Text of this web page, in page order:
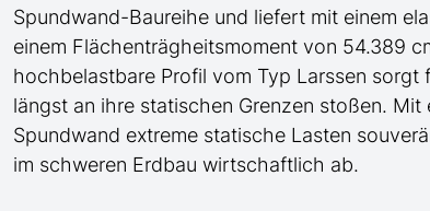
Spundwand-Baureihe und liefert mit einem
einem Flächenträgheitsmoment von 54.389
hochbelastbare Profil vom Typ Larssen sorgt
längst an ihre statischen Grenzen stoßen.
Spundwand extreme statische Lasten
im schweren Erdbau wirtschaftlich ab.